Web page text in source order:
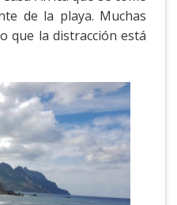
de la playa. Muchas
que la distracción está